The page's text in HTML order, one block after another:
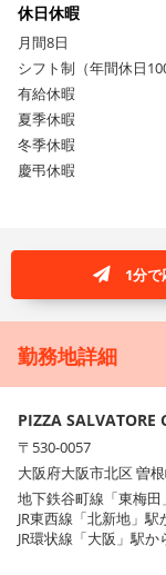
休日休暇
月間8日
シフト制（年間休日
有給休暇
夏季休暇
冬季休暇
慶弔休暇
1分
勤務地詳細
PIZZA SALVATORE
〒530-0057
大阪府大阪市北区 曽
地下鉄谷町線「東梅
JR東西線「北新地」駅
JR環状線「大阪」駅か